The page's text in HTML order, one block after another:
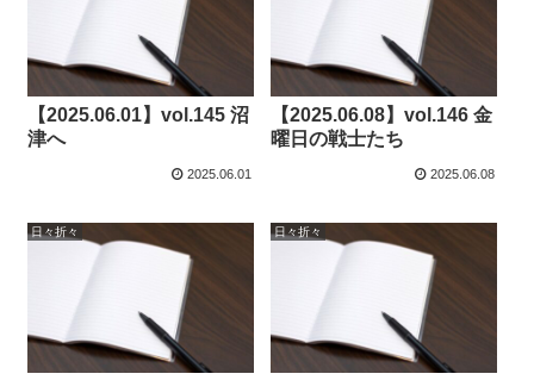
【2025.06.01】vol.145 沼
津へ
2025.06.01
【2025.06.08】vol.146 金
曜日の戦士たち
2025.06.08
日々折々 日々折々